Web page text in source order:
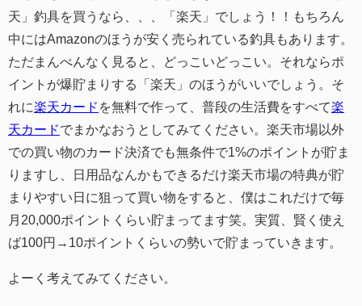
天」釣具を買うなら、、、「楽天」でしょう！！もちろん
中にはAmazonのほうが安く売られている釣具もあります。
ただまんべんなく見ると、どっこいどっこい。それならポ
イントが爆貯まりする「楽天」のほうがいいでしょう。そ
れに楽天カード を無料で作って、普段の生活費をすべて楽
天カードでまかなおうとしてみてください。楽天市場以外
での買い物のカード決済でも無条件で1%のポイントが貯ま
りますし、日用品なんかもできるだけ楽天市場の特典が貯
まりやすい日に狙って買い物をすると、僕はこれだけで毎
月20,000ポイントくらい貯まってます笑。実質、賢く使え
ば100円→10ポイントくらいの勢いで貯まっていきます。
よーく考えてみてください。